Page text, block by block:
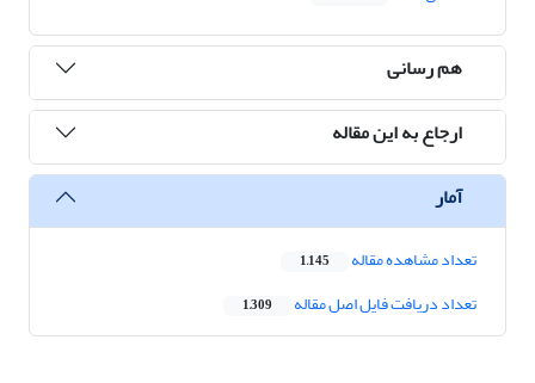
هم رسانی
ارجاع به این مقاله
آمار
تعداد مشاهده مقاله 1,145
تعداد دریافت فایل اصل مقاله 1,309